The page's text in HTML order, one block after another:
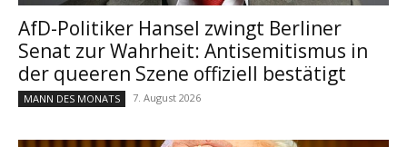
AfD-Politiker Hansel zwingt Berliner
Senat zur Wahrheit: Antisemitismus in
der queeren Szene offiziell bestätigt
MANN DES MONATS 7. August 2026